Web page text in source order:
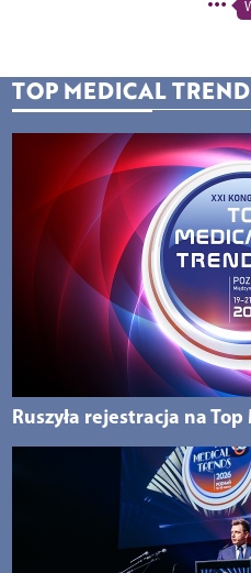
TOP MEDICAL
Ruszyła rejestracja na